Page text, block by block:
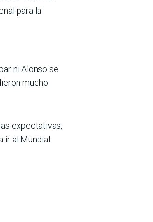
para la
ni Alonso se
mucho
expectativas,
al Mundial.